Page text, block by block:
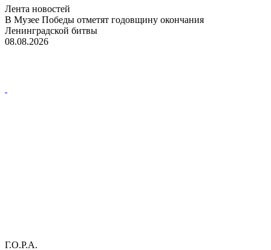
Лента новостей
В Музее Победы отметят годовщину окончания
Ленинградской битвы
08.08.2026
Г.О.Р.А.